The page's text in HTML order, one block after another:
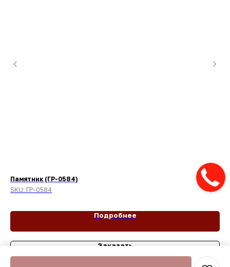
Памятник (ГР-0584)
SKU: ГР-0584
Подробнее
Заказать